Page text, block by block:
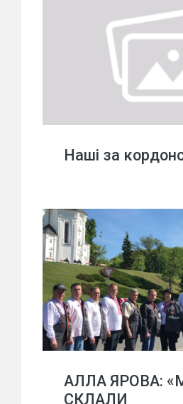
Наші за
АЛЛА ЯРОВА:
СКЛАЛИ